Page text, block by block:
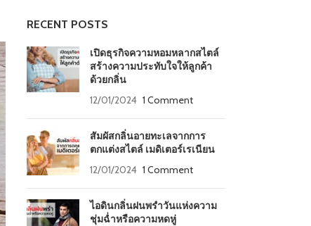
RECENT POSTS
เปิดธุรกิจความหอมหลากสไตล์
สร้างความประทับใจให้ลูกค้า
ด้วยกลิ่น
12/01/2024 1 Comment
สัมผัสกลิ่นอายทะเลจากการ
ตกแต่งสไตล์ เมดิเตอร์เรเนียน
12/01/2024 1 Comment
ไอดินกลิ่นฝนพรำวันแห่งความ
ชุ่มฉ่ำหรือความหดหู่